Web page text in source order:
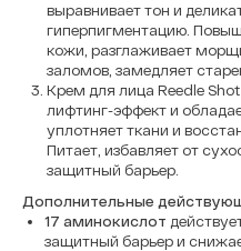
выравнивает тон и
гиперпигментацию.
кожи, разглаживает
заломов, замедляет
Крем для лица Reedle
лифтинг-эффект и
уплотняет ткани и
Питает, избавляет от
защитный барьер.
Дополнительные
17 аминокислот
защитный барьер и